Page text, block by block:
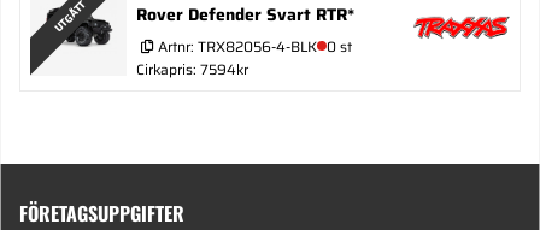
UTGÅTT
Rover Defender Svart RTR*
Artnr: TRX82056-4-BLK 0 st
Cirkapris: 7594kr
FÖRETAGSUPPGIFTER